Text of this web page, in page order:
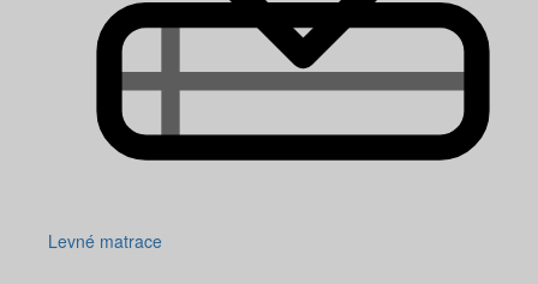
Levné matrace